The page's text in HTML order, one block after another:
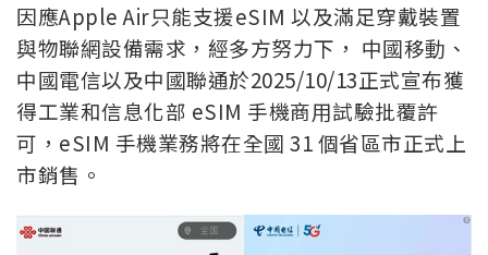
因應Apple Air只能支援eSIM 以及滿足穿戴裝置
與物聯網設備需求 ，經多方努力下， 中國移動、
中國電信以及中國聯通於2025/10/13正式宣布獲
得工業和信息化部 eSIM 手機商用試驗批覆許
可，eSIM 手機業務將在全國 31 個省區市正式上
市銷售。